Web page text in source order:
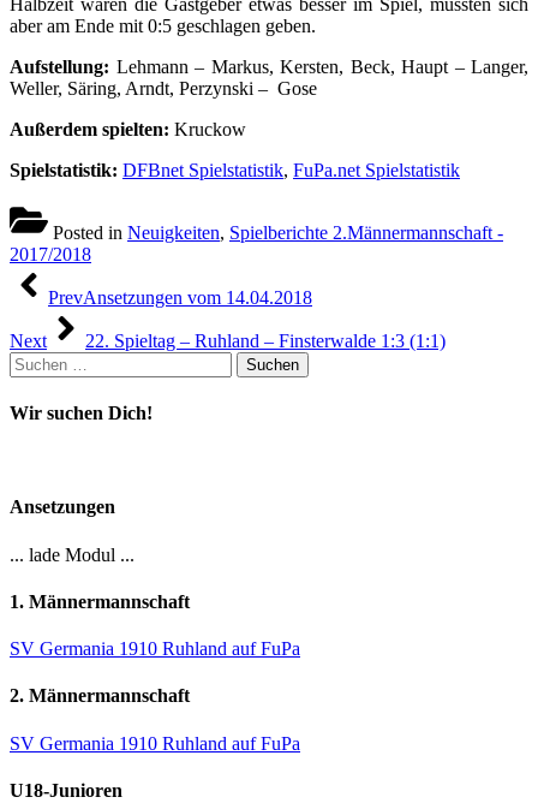
aber am Ende mit 0:5 geschlagen geben.
Aufstellung: Lehmann – Markus, Kersten, Beck, Haupt – Langer,
Weller, Säring, Arndt, Perzynski – Gose
Außerdem spielten: Kruckow
Spielstatistik: DFBnet Spielstatistik, FuPa.net Spielstatistik
Posted in Neuigkeiten, Spielberichte 2.Männermannschaft -
2017/2018
Beitragsnavigation
PrevAnsetzungen vom 14.04.2018
Next
22. Spieltag – Ruhland – Finsterwalde 1:3 (1:1)
Suchen
nach:
Wir suchen Dich!
Ansetzungen
... lade Modul ...
1. Männermannschaft
SV Germania 1910 Ruhland auf FuPa
2. Männermannschaft
SV Germania 1910 Ruhland auf FuPa
U18-Junioren